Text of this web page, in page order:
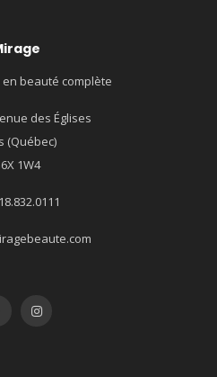
beauté complète
des Églises
(Québec)
1W4